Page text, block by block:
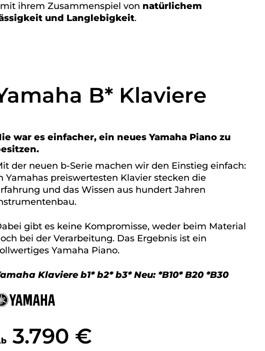
ihrem Zusammenspiel von natürlichem
und Langlebigkeit.
B* Klaviere
war es einfacher, ein neues Yamaha Piano zu
der neuen b-Serie machen wir den Einstieg einfach:
Yamahas preiswertesten Klavier stecken die
und das Wissen aus hundert Jahren
gibt es keine Kompromisse, weder beim Material
bei der Verarbeitung. Das Ergebnis ist ein
Yamaha Piano.
Klaviere b1* b2* b3* Neu: *B10* B20 *B30
3.790 €